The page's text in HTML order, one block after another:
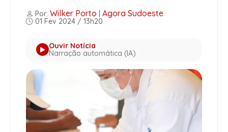
Por: Wilker Porto Agora Sudoeste
01 Fev 2024 / 13h20
Ouvir Notícia
Narração automática (IA)